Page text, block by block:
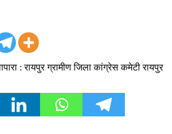
: रायपुर ग्रामीण जिला कांग्रेस कमेटी रायपुर